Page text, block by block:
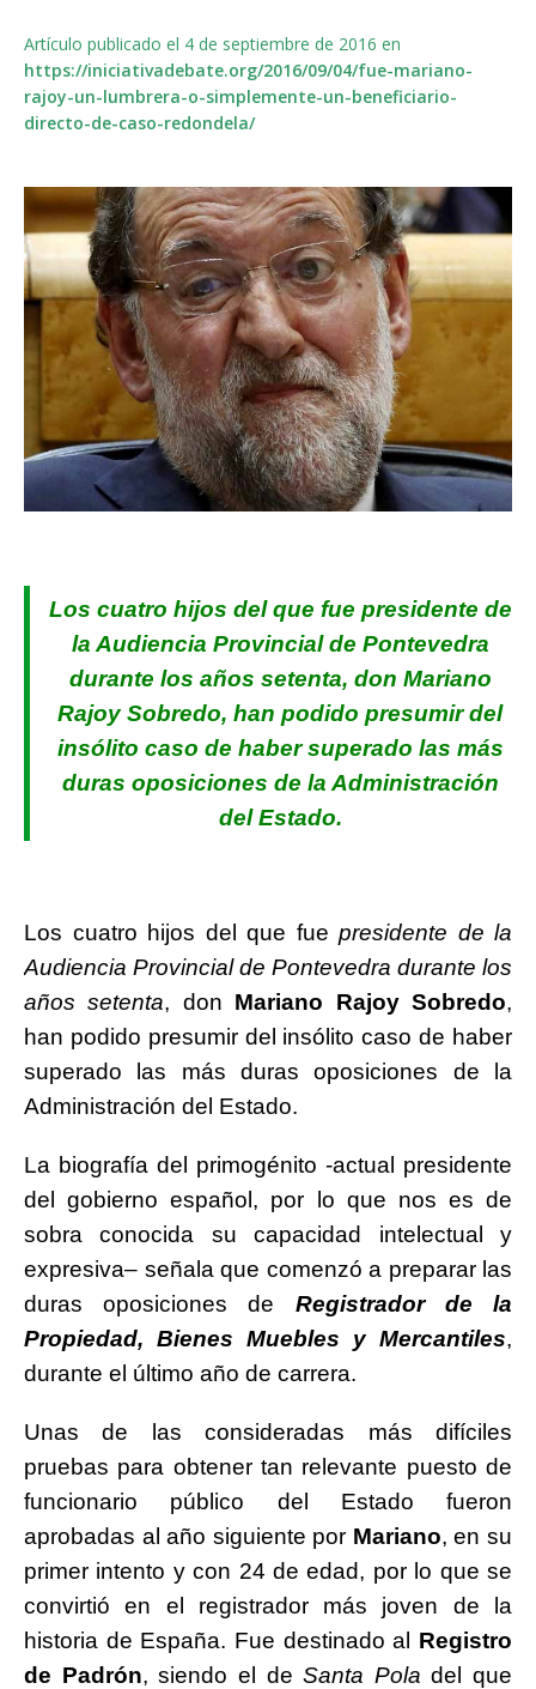
Artículo publicado el 4 de septiembre de 2016 en
https://iniciativadebate.org/2016/09/04/fue-mariano-
rajoy-un-lumbrera-o-simplemente-un-beneficiario-
directo-de-caso-redondela/
Los cuatro hijos del que fue presidente de
la Audiencia Provincial de Pontevedra
durante los años setenta, don Mariano
Rajoy Sobredo, han podido presumir del
insólito caso de haber superado las más
duras oposiciones de la Administración
del Estado.
Los cuatro hijos del que fue presidente de la
Audiencia Provincial de Pontevedra durante los
años setenta, don Mariano Rajoy Sobredo,
han podido presumir del insólito caso de haber
superado las más duras oposiciones de la
Administración del Estado.
La biografía del primogénito -actual presidente
del gobierno español, por lo que nos es de
sobra conocida su capacidad intelectual y
expresiva– señala que comenzó a preparar las
duras oposiciones de Registrador de la
Propiedad, Bienes Muebles y Mercantiles,
durante el último año de carrera.
Unas de las consideradas más difíciles
pruebas para obtener tan relevante puesto de
funcionario público del Estado fueron
aprobadas al año siguiente por Mariano, en su
primer intento y con 24 de edad, por lo que se
convirtió en el registrador más joven de la
historia de España. Fue destinado al Registro
de Padrón, siendo el deSanta Pola del que